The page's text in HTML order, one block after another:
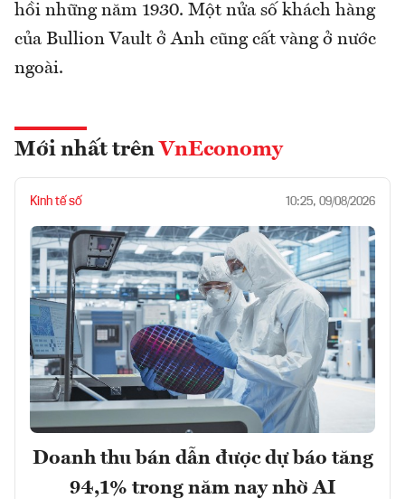
hồi những năm 1930. Một nửa số khách hàng
của Bullion Vault ở Anh cũng cất vàng ở nước
ngoài.
Mới nhất trên VnEconomy
Kinh tế số 10:25, 09/08/2026
Doanh thu bán dẫn được dự báo tăng
94,1% trong năm nay nhờ AI